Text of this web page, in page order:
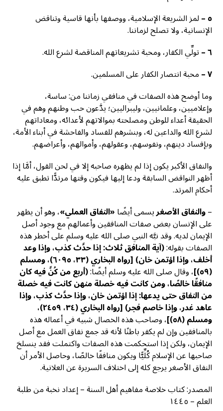
٥–لمز الشريعة الإسلامية، ووصفها بأنها قاسية وتناقض
الإنسانية، ولا تصلح لزماننا.
٦–تولِّي الكفار، ومحبة تشريعاتهم المناقضة لشرع الله.
٧–محبة انتصار الكفار على المسلمين.
وما أوضح هذه الصفات في منافقي زماننا من: ساسة،
وإعلاميين، وعلمانيين، وليبراليين؛ يدَّعون حب وطنهم وهم في
الحقيقة أعداء للوطن ومصلحته بموالاتهم لأعدائه، ومعاداتهم
لشرع الله والداعين له، وبنشرهم للفساد والفاحشة في أبناء الأمة،
وبإفساد دينهم، ونفوسهم، وعقولهم، وأموالهم، وأعراضهم.
والنفاق الأكبر يكون إذا لم يظهره صاحبه إلا في لحن القول، أمَّا إذا
أظهر النواقض السابقة ودعا إليها فيكون وقتها مرتدًّا تطبق عليه
أحكام المرتد.
–والنفاق الأصغريسمى أيضًا«النفاق العملي»، وهو أن يظهر
على الإنسان بعض صفات المنافقين وأعمالهم مع وجود أصل
الإيمان لديه. وقد نبَّه النبي صلى الله عليه وسلم على أخطر هذه
الصفات بقوله:(آية المنافق ثلاث: إذا حدَّث كذب، وإذا وعد
أخلف، وإذا اؤتمن خان) [رواه البخاري (٣٣، ٦٠٩٥)، ومسلم
(٥٩)] ، وقال صلى الله عليه وسلم أيضًا:(أربع من كُنَّ فيه كان
منافقًا خالصًا، ومن كانت فيه خصلة منهن كانت فيه خصلة
من النفاق حتى يدعها: إذا اؤتمن خان، وإذا حدَّث كذب، وإذا
عاهد غدر، وإذا خاصم فجر)[ رواه البخاري (٣٤، ٢٤٥٩)،
ومسلم (٥٨)] ، وصاحب هذه الخصال شبيه في أعماله هذه
بالمنافقين وإن لم يكفر باطنًا لأنه قد جمع نفاق العمل مع أصل
الإيمان، ولكن إذا استحكمت هذه الصفات واكتملت فقد ينسلخ
صاحبها عن الإسلام كُلِّيًّا ويكون منافقًا خالصًا، وحاصل الأمر أن
النفاق الأصغر يرجع كله إلى اختلاف السريرة عن العلانية.
المصدر: كتاب خلاصة مفاهيم أهل السنة – إعداد نخبة من طلبة
العلم – ١٤٤٥